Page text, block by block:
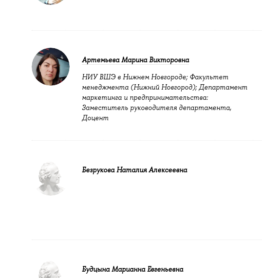
Артемьева Марина Викторовна
НИУ ВШЭ в Нижнем Новгороде; Факультет
менеджмента (Нижний Новгород); Департамент
маркетинга и предпринимательства:
Заместитель руководителя департамента,
Доцент
Безрукова Наталия Алексеевна
Будцына Марианна Евгеньевна